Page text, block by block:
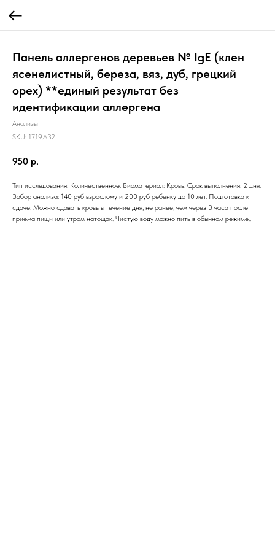
Панель аллергенов деревьев № IgE (клен
ясенелистный, береза, вяз, дуб, грецкий
орех) **единый результат без
идентификации аллергена
Анализы
SKU: 17.19.A32
950 р.
Тип исследования: Количественное. Биоматериал: Кровь. Срок выполнения: 2 дня.
Забор анализа: 140 руб взрослому и 200 руб ребенку до 10 лет. Подготовка к
сдаче: Можно сдавать кровь в течение дня, не ранее, чем через 3 часа после
приема пищи или утром натощак. Чистую воду можно пить в обычном режиме..